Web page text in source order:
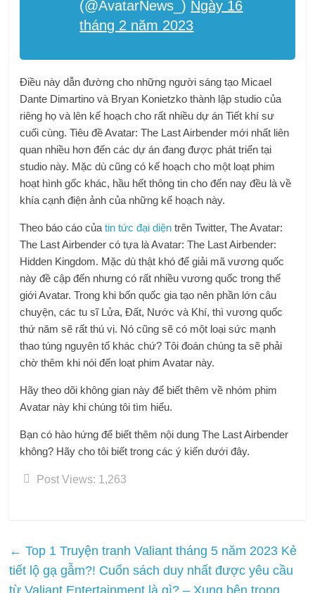
(@AvatarNews_) Ngày 16
tháng 2 năm 2023
Điều này dẫn đường cho những người sáng tạo Micael
Dante Dimartino và Bryan Konietzko thành lập studio của
riêng họ và lên kế hoạch cho rất nhiều dự án Tiết khí sư
cuối cùng. Tiêu đề Avatar: The Last Airbender mới nhất liên
quan nhiều hơn đến các dự án đang được phát triển tại
studio này. Mặc dù cũng có kế hoạch cho một loạt phim
hoạt hình gốc khác, hầu hết thông tin cho đến nay đều là về
khía cạnh điện ảnh của những kế hoạch này.
Theo báo cáo củatin tức đại diện trên Twitter, The Avatar:
The Last Airbender có tựa là Avatar: The Last Airbender:
Hidden Kingdom. Mặc dù thật khó để giải mã vương quốc
này đề cập đến nhưng có rất nhiều vương quốc trong thế
giới Avatar. Trong khi bốn quốc gia tạo nên phần lớn câu
chuyện, các tu sĩ Lửa, Đất, Nước và Khí, thì vương quốc
thứ năm sẽ rất thú vị. Nó cũng sẽ có một loại sức mạnh
thao túng nguyên tố khác chứ? Tôi đoán chúng ta sẽ phải
chờ thêm khi nói đến loạt phim Avatar này.
Hãy theo dõi không gian này để biết thêm về nhóm phim
Avatar này khi chúng tôi tìm hiểu.
Bạn có hào hứng để biết thêm nội dung The Last Airbender
không? Hãy cho tôi biết trong các ý kiến ​​dưới đây.
Post Views: 1,263
← Top 1 Truyện tranh Valiant tháng 5 năm 2023 Kẻ
tiết lộ gạ gẫm?! Cuốn sách duy nhất được yêu cầu
từ Valiant Entertainment là gì? – Xung bên trong